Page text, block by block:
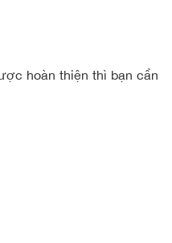
hoàn thiện thì bạn cần